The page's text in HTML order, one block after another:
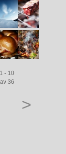
1 - 10
av 36
>